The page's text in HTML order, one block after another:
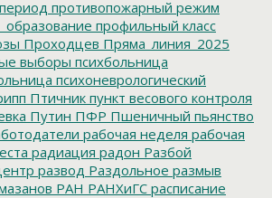
противопожарный режим
профильный класс
Проходцев Пряма_линия_2025
выборы психбольница
психоневрологический
Птичник пункт весового контроля
Путин ПФР Пшеничный пьянство
рабочая неделя рабочая
радиация радон Разбой
развод Раздольное размыв
РАН РАНХиГС расписание